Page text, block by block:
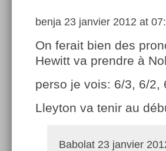
benja 23 janvier 2012 at
On ferait bien des
Hewitt va prendre à
perso je vois: 6/3, 6/2,
Lleyton va tenir au
Babolat 23 janvier